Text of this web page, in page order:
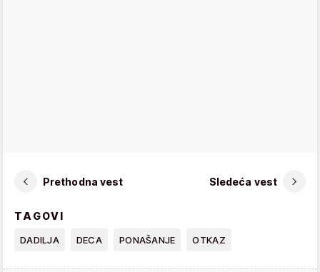
Prethodna vest Sledeća vest
TAGOVI
DADILJA DECA PONAŠANJE OTKAZ